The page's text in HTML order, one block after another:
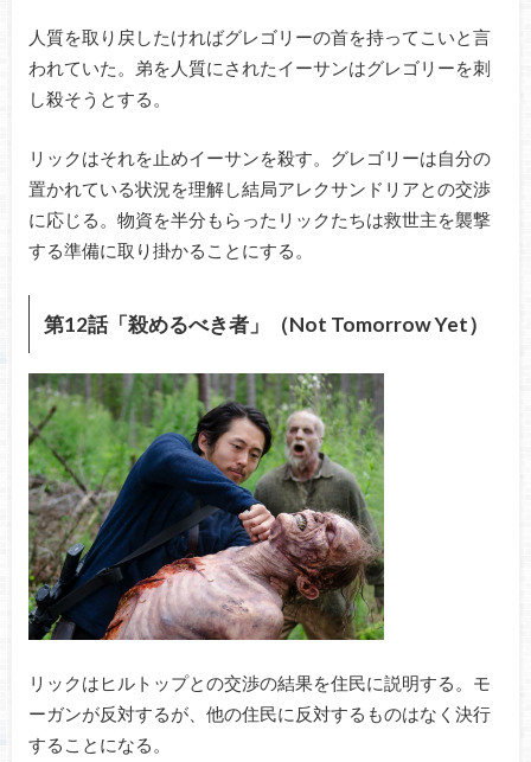
人質を取り戻したければグレゴリーの首を持ってこいと言
われていた。弟を人質にされたイーサンはグレゴリーを刺
し殺そうとする。
リックはそれを止めイーサンを殺す。グレゴリーは自分の
置かれている状況を理解し結局アレクサンドリアとの交渉
に応じる。物資を半分もらったリックたちは救世主を襲撃
する準備に取り掛かることにする。
第12話「殺めるべき者」（Not Tomorrow Yet）
リックはヒルトップとの交渉の結果を住民に説明する。モ
ーガンが反対するが、他の住民に反対するものはなく決行
することになる。